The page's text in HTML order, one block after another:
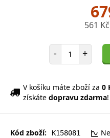
561
- Počet položek
+
V košíku máte zboží za 0
získáte dopravu zdarma!
Kód zboží: K158081